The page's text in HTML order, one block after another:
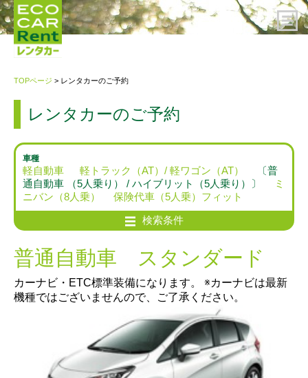
ご利用案内
会社概要
プライバシーポリシー・約款
お問い合わせ先
TOPページ > レンタカーのご予約
レンタカーのご予約
車種
軽自動車 軽トラック（AT）/ 軽ワゴン（AT）
〔普
通自動車 （5人乗り） / ハイブリット（5人乗り）〕
ミ
ニバン（8人乗）
保険代車（5人乗）フィット
検索条件
普通自動車 スタンダード
カーナビ・ETC標準装備になります。 ※カーナビは最新
機種ではございませんので、ご了承ください。